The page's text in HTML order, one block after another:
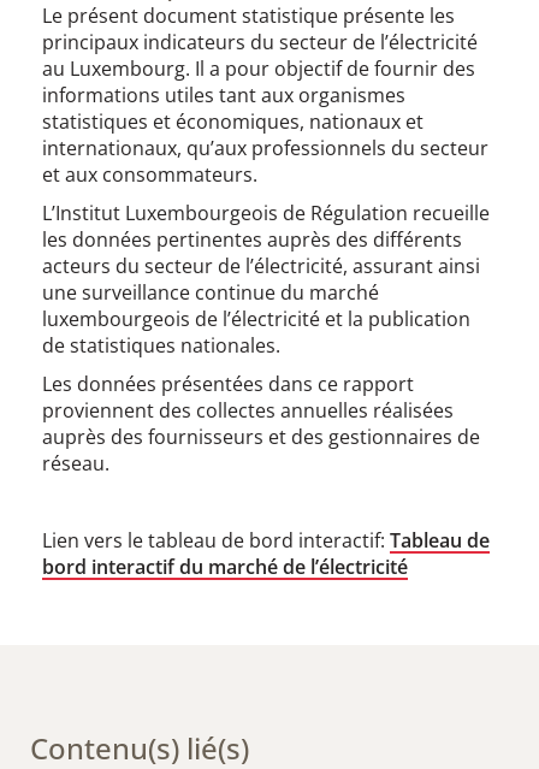
Le présent document statistique présente les
principaux indicateurs du secteur de l’électricité
au Luxembourg. Il a pour objectif de fournir des
informations utiles tant aux organismes
statistiques et économiques, nationaux et
internationaux, qu’aux professionnels du secteur
et aux consommateurs.
L’Institut Luxembourgeois de Régulation recueille
les données pertinentes auprès des différents
acteurs du secteur de l’électricité, assurant ainsi
une surveillance continue du marché
luxembourgeois de l’électricité et la publication
de statistiques nationales.
Les données présentées dans ce rapport
proviennent des collectes annuelles réalisées
auprès des fournisseurs et des gestionnaires de
réseau.
Lien vers le tableau de bord interactif: Tableau de
bord interactif du marché de l’électricité
Contenu(s) lié(s)